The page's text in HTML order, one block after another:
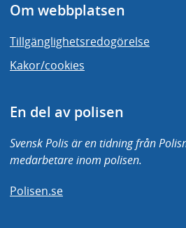
Om webbplatsen
Tillgänglighetsredogörelse
Kakor/cookies
En del av polisen
Svensk Polis är en tidning från
medarbetare inom polisen.
Polisen.se